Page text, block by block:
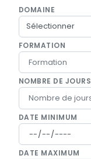
DOMAINE
FORMATION
NOMBRE DE JOURS
DATE MINIMUM
DATE MAXIMUM